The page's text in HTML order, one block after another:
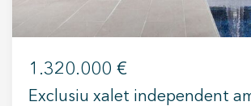
ES CA FR
1.320.000 €
Exclusiu xalet independent